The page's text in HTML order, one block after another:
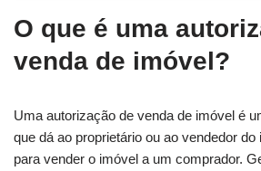
O que é uma
venda de imóvel?
Uma autorização de venda de imóvel é
que dá ao proprietário ou ao vendedor
para vender o imóvel a um comprador.